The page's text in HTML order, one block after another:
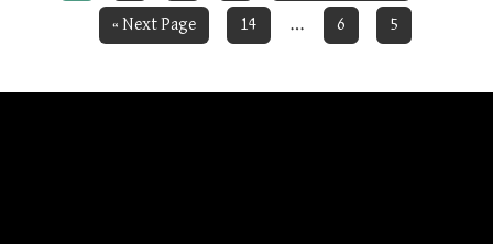
to
Page
Page
Interim
omitted
…
Page
14
Go
Next Page »